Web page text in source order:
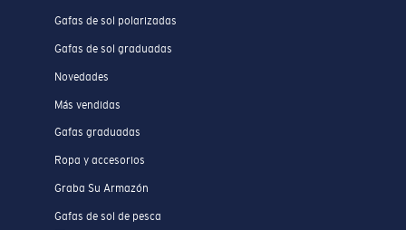
Gafas de sol polarizadas
Gafas de sol graduadas
Novedades
Más vendidas
Gafas graduadas
Ropa y accesorios
Graba Su Armazón
Gafas de sol de pesca